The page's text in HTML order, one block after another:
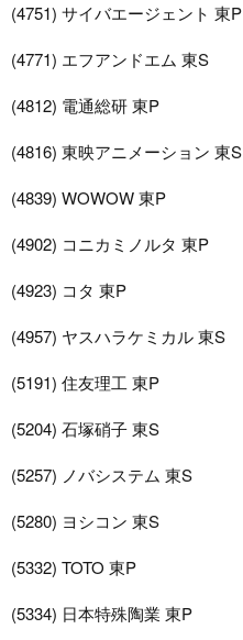
(4751) サイバエージェント 東P
(4771) エフアンドエム 東S
(4812) 電通総研 東P
(4816) 東映アニメーション 東S
(4839) WOWOW 東P
(4902) コニカミノルタ 東P
(4923) コタ 東P
(4957) ヤスハラケミカル 東S
(5191) 住友理工 東P
(5204) 石塚硝子 東S
(5257) ノバシステム 東S
(5280) ヨシコン 東S
(5332) TOTO 東P
(5334) 日本特殊陶業 東P